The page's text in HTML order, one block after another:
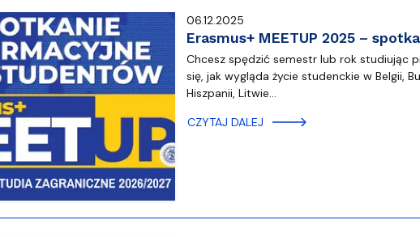
06.12.2025
Erasmus+ MEETUP 2025 –
Chcesz spędzić semestr lub rok studiując
się, jak wygląda życie studenckie w Belgii,
Hiszpanii, Litwie…
CZYTAJ DALEJ